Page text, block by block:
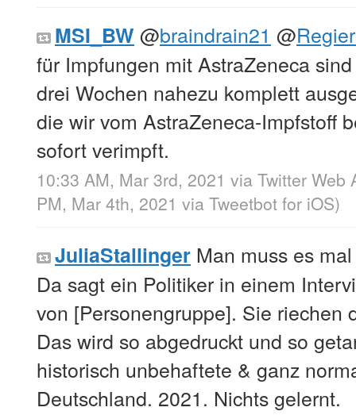
MSI_BW @braindrain21 @
für Impfungen mit AstraZeneca
drei Wochen nahezu komplett
die wir vom AstraZeneca-Impfstoff
sofort verimpft.
10:33 AM, Mar 3rd, 2021 via Twitter Web
PM, Mar 4th, 2021 via Tweetbot for iΟS)
JuliaStallinger Man muss es
Da sagt ein Politiker in einem
von [Personengruppe]. Sie riechen
Das wird so abgedruckt und so
historisch unbehaftete & ganz
Deutschland. 2021. Nichts gelernt.